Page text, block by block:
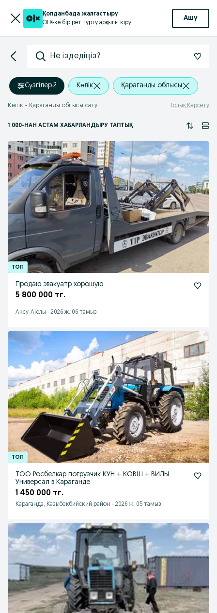
Қолданбада жалғастыру
OLX-ке бір рет түрту арқылы кіру
Ашу
Не іздедіңіз?
Сүзгілер·2 Көлік Қараганды облысы
Көлік - Қараганды облысы сату Толық Көрсету
1 000-НАН АСТАМ ХАБАРЛАНДЫРУ ТАПТЫҚ
Продаю эвакуатр хорошую
5 800 000 тг.
Аксу-Аюлы - 2026 ж. 06 тамыз
ТОО Росбелкар погрузчик КУН + КОВШ + ВИЛЫ
Универсал в Караганде
1 450 000 тг.
Караганда, Казыбекбийский район - 2026 ж. 05 тамыз